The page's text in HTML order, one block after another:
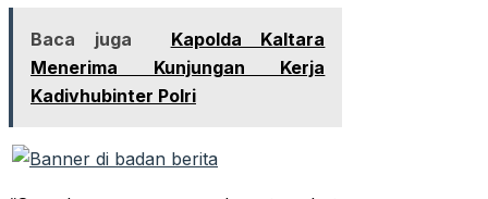
Baca juga
Kapolda Kaltara
Menerima Kunjungan Kerja
Kadivhubinter Polri